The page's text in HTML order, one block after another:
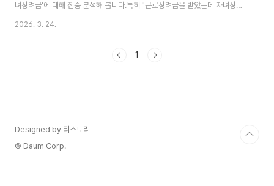
녀장려금'에 대해 집중 분석해 봅니다.특히 "근로장려금을 받았는데 자녀장려
금도 또 받을 수 있나요?"라는 질문에 대한 명확한 해답을 드립니다. 1. 근로장
득과 재산 요건만 충족한다면 두 장려금을 각각 신청하여 모두 받을 수 있습니
2026. 3. 24.
1
Designed by 티스토리
© Daum Corp.